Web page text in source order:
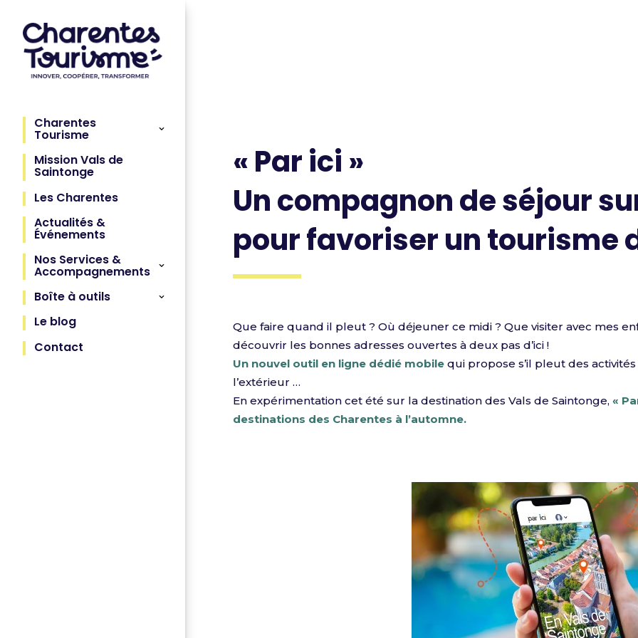
Charentes
Tourisme
Mission Vals de
Saintonge
Les Charentes
Actualités &
Événements
Nos Services &
Accompagnements
Boîte à outils
Le blog
Contact
« Par ici »
Un compagnon de séjour
pour favoriser un tourisme
Que faire quand il pleut ? Où déjeuner ce midi ? Que visiter avec mes
découvrir les bonnes adresses ouvertes à deux pas d’ici !
Un nouvel outil en ligne dédié mobile qui propose s’il pleut des
l’extérieur …
En expérimentation cet été sur la destination des Vals de Saintonge, «
destinations des Charentes à l’automne.